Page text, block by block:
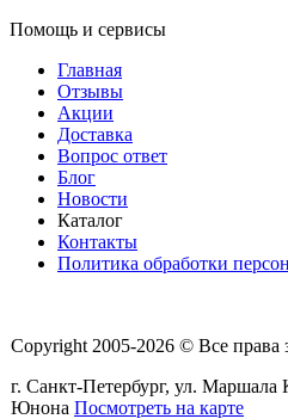
Помощь и сервисы
Главная
Отзывы
Акции
Доставка
Вопрос ответ
Блог
Новости
Каталог
Контакты
Политика обработки
Copyright 2005-2026 © Все
г. Санкт-Петербург, ул. Маршала
Юнона Посмотреть на карте